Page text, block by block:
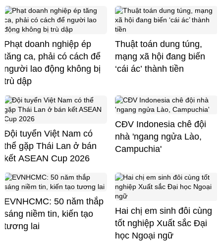
Phạt doanh nghiệp ép
tăng ca, phải có cách để
người lao động không bị
trù dập
Thuật toán dung túng,
mạng xã hội đang biến
‘cái ác’ thành tiền
Đội tuyển Việt Nam có
thể gặp Thái Lan ở bán
kết ASEAN Cup 2026
CĐV Indonesia chê đội
nhà 'ngang ngửa Lào,
Campuchia'
EVNHCMC: 50 năm thắp
sáng niềm tin, kiến tạo
tương lai
Hai chị em sinh đôi cùng
tốt nghiệp Xuất sắc Đại
học Ngoại ngữ